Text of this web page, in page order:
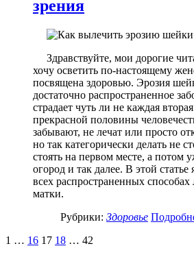
зрения
Здравствуйте, мои дорогие
хочу осветить по-настоящему
посвящена здоровью. Эрозия
достаточно распространенное
страдает чуть ли не каждая
прекрасной половины
забывают, не лечат или просто
но так категорически делать не
стоять на первом месте, а потом
огород и так далее. В этой статье
всех распространенных
матки.
Рубрики: Здоровье
1 … 16 17 18 … 42